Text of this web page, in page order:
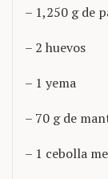
– 1,250 g de
– 2 huevos
– 1 yema
– 70 g de
– 1 cebolla